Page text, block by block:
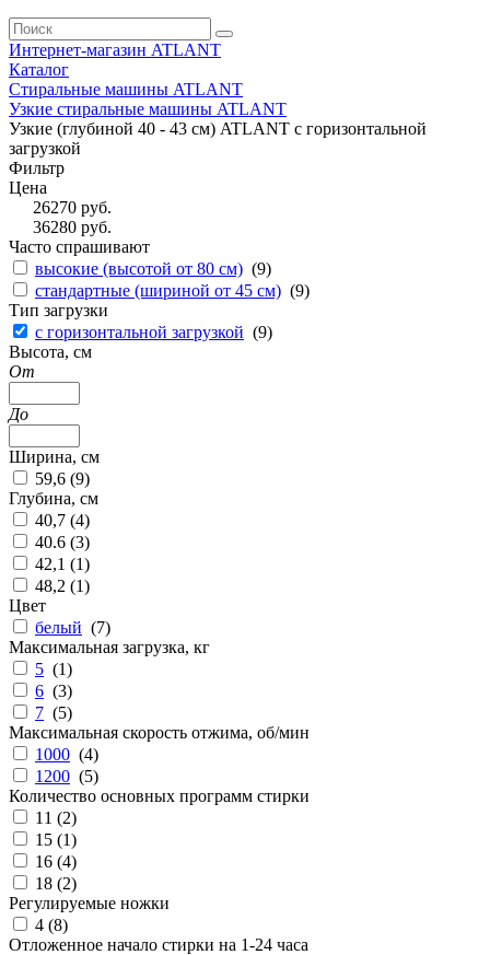
Интернет-магазин ATLANT
Каталог
Стиральные машины ATLANT
Узкие стиральные машины ATLANT
Узкие (глубиной 40 - 43 см) ATLANT с горизонтальной
загрузкой
Фильтр
Цена
26270руб.
36280руб.
Часто спрашивают
высокие (высотой от 80 см) (9)
стандартные (шириной от 45 см) (9)
Тип загрузки
с горизонтальной загрузкой (9)
Высота, см
От
До
Ширина, см
59,6 (9)
Глубина, см
40,7 (4)
40.6 (3)
42,1 (1)
48,2 (1)
Цвет
белый (7)
Максимальная загрузка, кг
5 (1)
6 (3)
7 (5)
Максимальная скорость отжима, об/мин
1000 (4)
1200 (5)
Количество основных программ стирки
11 (2)
15 (1)
16 (4)
18 (2)
Регулируемые ножки
4 (8)
Отложенное начало стирки на 1-24 часа